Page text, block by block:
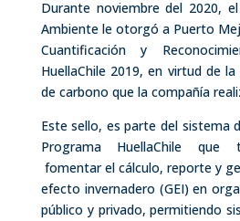
Durante noviembre del 2020,
Ambiente le otorgó a Puerto
Cuantificación y
HuellaChile 2019, en virtud de
de carbono que la compañía
Este sello, es parte del sistema
Programa HuellaChile
fomentar el cálculo, reporte y
efecto invernadero (GEI) en
público y privado, permitiendo